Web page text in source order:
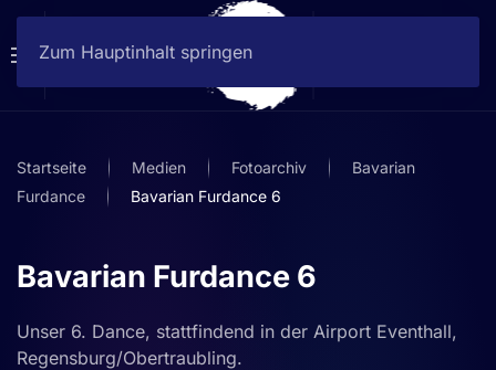
Zum Hauptinhalt springen
Startseite Medien Fotoarchiv
Bavarian
Furdance
Bavarian Furdance 6
Bavarian Furdance 6
Unser 6. Dance, stattfindend in der Airport Eventhall,
Regensburg/Obertraubling.